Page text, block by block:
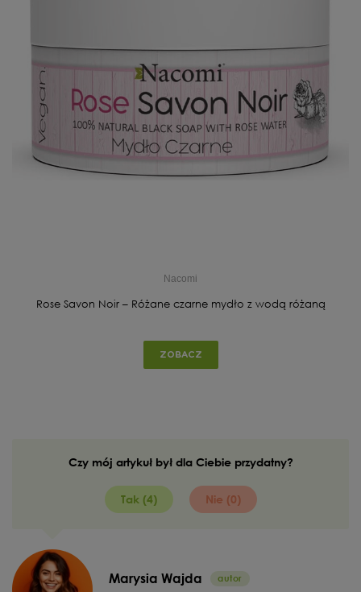
Nacomi
Rose Savon Noir – Różane czarne mydło z wodą różaną
ZOBACZ
Czy mój artykuł był dla Ciebie przydatny?
Tak (4) Nie (0)
Marysia Wajda